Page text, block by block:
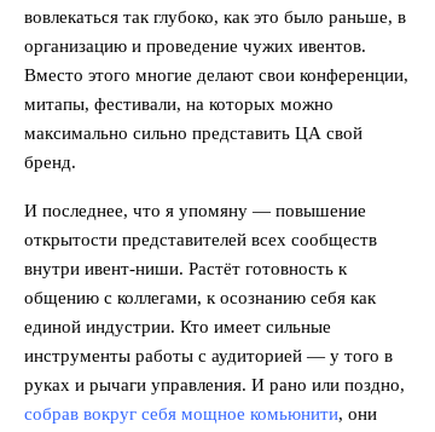
вовлекаться так глубоко, как это было раньше, в
организацию и проведение чужих ивентов.
Вместо этого многие делают свои конференции,
митапы, фестивали, на которых можно
максимально сильно представить ЦА свой
бренд.
И последнее, что я упомяну — повышение
открытости представителей всех сообществ
внутри ивент-ниши. Растёт готовность к
общению с коллегами, к осознанию себя как
единой индустрии. Кто имеет сильные
инструменты работы с аудиторией — у того в
руках и рычаги управления. И рано или поздно,
собрав вокруг себя мощное комьюнити, они